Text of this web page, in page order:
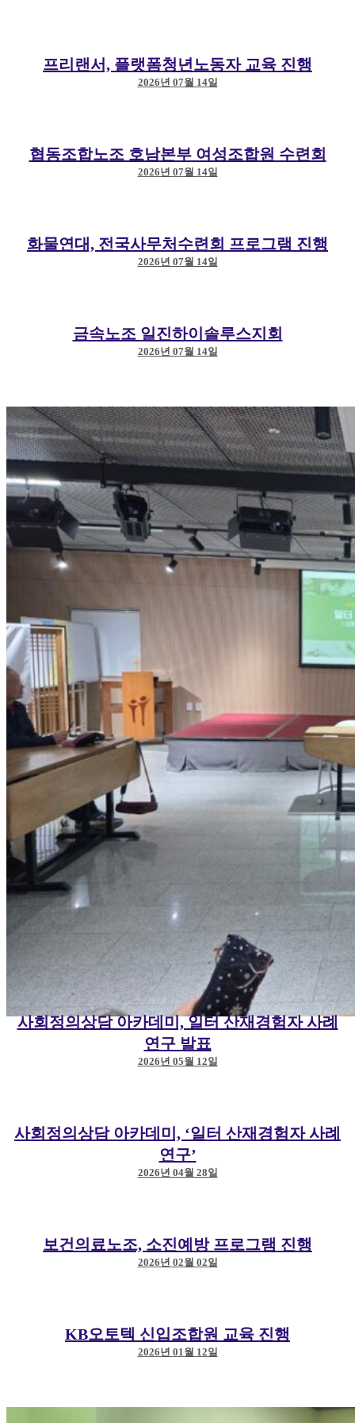
프리랜서, 플랫폼청년노동자 교육 진행
2026년 07월 14일
협동조합노조 호남본부 여성조합원 수련회
2026년 07월 14일
화물연대, 전국사무처수련회 프로그램 진행
2026년 07월 14일
금속노조 일진하이솔루스지회
2026년 07월 14일
사회정의상담 아카데미, 일터 산재경험자 사례
연구 발표
2026년 05월 12일
사회정의상담 아카데미, ‘일터 산재경험자 사례
연구’
2026년 04월 28일
보건의료노조, 소진예방 프로그램 진행
2026년 02월 02일
KB오토텍 신입조합원 교육 진행
2026년 01월 12일